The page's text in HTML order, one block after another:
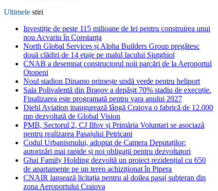
Ultimele stiri
Investiție de peste 115 milioane de lei pentru construirea unui
nou Acvariu în Constanța
North Global Services și Alpha Builders Group pregătesc
două clădiri de 14 etaje pe malul lacului Siutghiol
CNAB a desemnat constructorul noii parcări de la Aeroportul
Otopeni
Noul stadion Dinamo primește undă verde pentru heliport
Sala Polivalentă din Brașov a depășit 70% stadiu de execuție.
Finalizarea este programată pentru vara anului 2027
Diehl Aviation inaugurează lângă Craiova o fabrică de 12.000
mp dezvoltată de Global Vision
PMB, Sectorul 2, CJ Ilfov și Primăria Voluntari se asociază
pentru realizarea Pasajului Petricani
Codul Urbanismului, adoptat de Camera Deputaților:
autorizări mai rapide și noi obligații pentru dezvoltatori
Ghai Family Holding dezvoltă un proiect rezidențial cu 650
de apartamente pe un teren achiziționat în Pipera
CNAIR lansează licitația pentru al doilea pasaj subteran din
zona Aeroportului Craiova